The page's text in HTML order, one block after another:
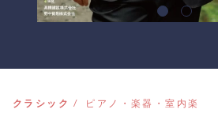
クラシック ピアノ・楽器・室内楽